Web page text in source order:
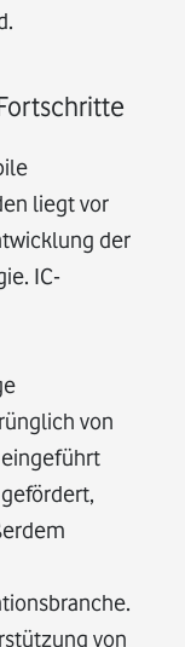
liegt vor
der
IC-
von
von